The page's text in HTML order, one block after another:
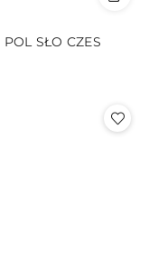
SŁO CZES